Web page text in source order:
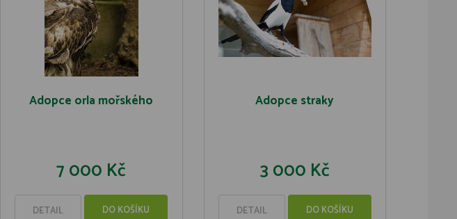
Adopce orla mořského
7 000 Kč
DETAIL DO KOŠÍKU
Adopce straky
3 000 Kč
DETAIL DO KOŠÍKU